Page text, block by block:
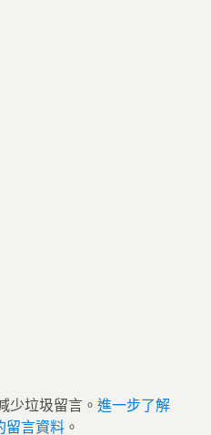
少垃圾留言。 進一步了解
留言資料 。